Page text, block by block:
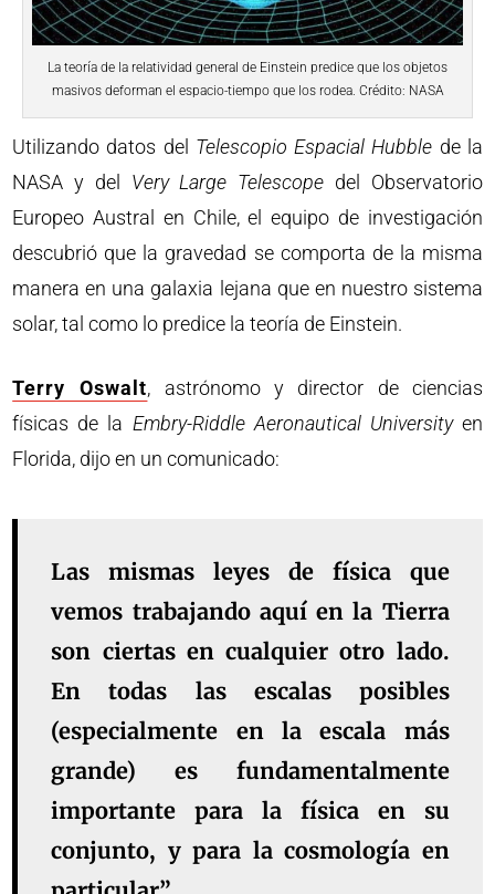
La teoría de la relatividad general de Einstein predice que los objetos
masivos deforman el espacio-tiempo que los rodea. Crédito: NASA
Utilizando datos del Telescopio Espacial Hubble de la
NASA y del Very Large Telescope del Observatorio
Europeo Austral en Chile, el equipo de investigación
descubrió que la gravedad se comporta de la misma
manera en una galaxia lejana que en nuestro sistema
solar, tal como lo predice la teoría de Einstein.
Terry Oswalt, astrónomo y director de ciencias
físicas de la Embry-Riddle Aeronautical Universityen
Florida, dijo en un comunicado:
Las mismas leyes de física que
vemos trabajando aquí en la Tierra
son ciertas en cualquier otro lado.
En todas las escalas posibles
(especialmente en la escala más
grande) es fundamentalmente
importante para la física en su
conjunto, y para la cosmología en